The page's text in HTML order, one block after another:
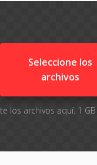
Seleccione los
archivos
los archivos aquí. 1